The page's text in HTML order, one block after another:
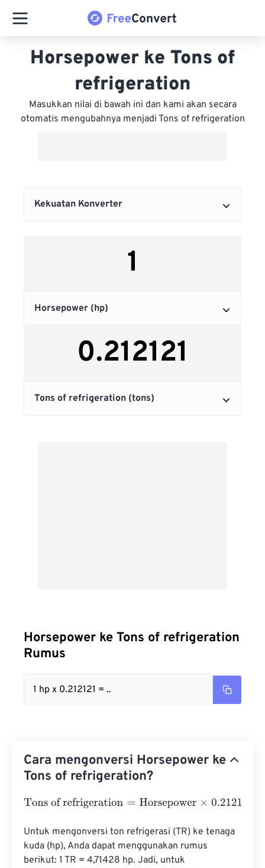
Horsepower ke Tons of
refrigeration
Masukkan nilai di bawah ini dan kami akan secara
otomatis mengubahnya menjadi Tons of refrigeration
Horsepower ke Tons of refrigeration
Rumus
1 hp x 0.212121 = ..
Cara mengonversi Horsepower ke
Tons of refrigeration?
Tons of refrigeration=Horsepower×0.212121
Untuk mengonversi ton refrigerasi (TR) ke tenaga
kuda (hp), Anda dapat menggunakan rumus
berikut: 1 TR = 4,71428 hp. Jadi, untuk